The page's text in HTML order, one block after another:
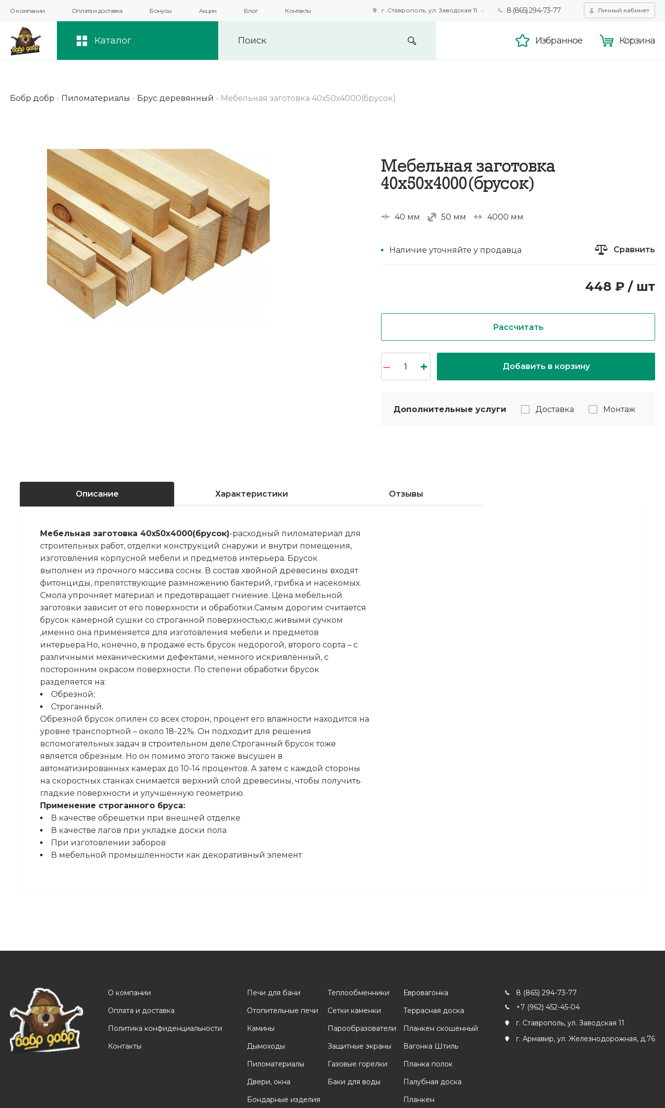
О компании Оплата и доставка Бонусы Акции Блог Контакты г. Ставрополь, ул. Заводская 11 8 (865) 294-73-77 Личный кабинет
Каталог Избранное Корзина
Бобр добр - Пиломатериалы - Брус деревянный - Мебельная заготовка 40х50х4000(брусок)
Мебельная заготовка
40х50х4000(брусок)
40 мм 50 мм 4000 мм
Наличие уточняйте у продавца Сравнить
448 ₽ / шт
Рассчитать
Добавить в корзину
Дополнительные услуги Доставка Монтаж
Описание Характеристики Отзывы
Мебельная заготовка 40х50х4000(брусок)-расходный пиломатериал для
строительных работ, отделки конструкций снаружи и внутри помещения,
изготовления корпусной мебели и предметов интерьера. Брусок
выполнен из прочного массива сосны. В состав хвойной древесины входят
фитонциды, препятствующие размножению бактерий, грибка и насекомых.
Смола упрочняет материал и предотвращает гниение. Цена мебельной
заготовки зависит от его поверхности и обработки.Самым дорогим считается
брусок камерной сушки со строганной поверхностью,с живыми сучком
,именно она применяется для изготовления мебели и предметов
интерьера.Но, конечно, в продаже есть брусок недорогой, второго сорта – с
различными механическими дефектами, немного искривлённый, с
посторонним окрасом поверхности. По степени обработки брусок
разделяется на:
Обрезной;
Строганный.
Обрезной брусок опилен со всех сторон, процент его влажности находится на
уровне транспортной – около 18-22%. Он подходит для решения
вспомогательных задач в строительном деле.Строганный брусок тоже
является обрезным. Но он помимо этого также высушен в
автоматизированных камерах до 10-14 процентов. А затем с каждой стороны
на скоростных станках снимается верхний слой древесины, чтобы получить
гладкие поверхности и улучшенную геометрию.
Применение строганного бруса:
В качестве обрешетки при внешней отделке
В качестве лагов при укладке доски пола
При изготовлении заборов
В мебельной промышленности как декоративный элемент
О компании
Оплата и доставка
Политика конфиденциальности
Контакты
Печи для бани
Отопительные печи
Камины
Дымоходы
Пиломатериалы
Двери, окна
Бондарные изделия
Теплообменники
Сетки каменки
Парообразователи
Защитные экраны
Газовые горелки
Баки для воды
Евровагонка
Террасная доска
Планкен скошенный
Вагонка Штиль
Планка полок
Палубная доска
Планкен
8 (865) 294-73-77
+7 (962) 452-45-04
г. Ставрополь, ул. Заводская 11
г. Армавир, ул. Железнодорожная, д.76
Мы используем файлы cookie и другие подобные технологии для получения данных с целью сбора статистики,